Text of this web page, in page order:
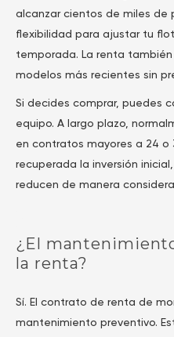
alcanzar cientos de miles de
flexibilidad para ajustar tu
temporada. La renta
modelos más recientes sin
Si decides comprar, puedes
equipo. A largo plazo,
en contratos mayores a 24 o
recuperada la inversión
reducen de manera
¿El
la renta?
Sí. El contrato de renta de
mantenimiento preventivo.